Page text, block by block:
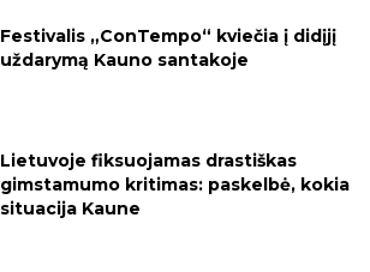
Festivalis „ConTempo“ kviečia į didįjį
uždarymą Kauno santakoje
Lietuvoje fiksuojamas drastiškas
gimstamumo kritimas: paskelbė, kokia
situacija Kaune